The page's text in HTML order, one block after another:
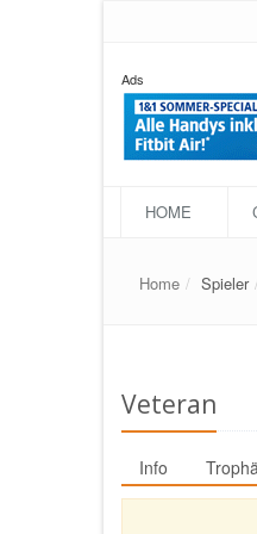
Ads
HOME
Home Spieler
Veteran
Info